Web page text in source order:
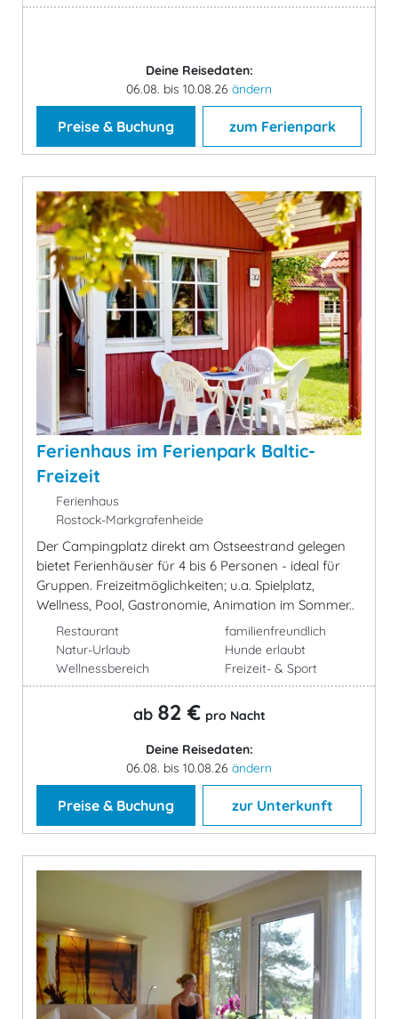
Deine Reisedaten:
06.08. bis 10.08.26 ändern
Preise & Buchung zum Ferienpark
Ferienhaus im Ferienpark Baltic-
Freizeit
Ferienhaus
Rostock-Markgrafenheide
Der Campingplatz direkt am Ostseestrand gelegen
bietet Ferienhäuser für 4 bis 6 Personen - ideal für
Gruppen. Freizeitmöglichkeiten; u.a. Spielplatz,
Wellness, Pool, Gastronomie, Animation im Sommer..
Restaurant
Natur-Urlaub
Wellnessbereich
familienfreundlich
Hunde erlaubt
Freizeit- & Sport
ab 82 € pro Nacht
Deine Reisedaten:
06.08. bis 10.08.26 ändern
Preise & Buchung zur Unterkunft